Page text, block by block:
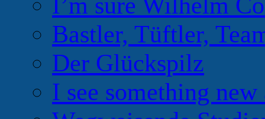
Bastler, Tüftler,
Der Glückspilz
I see something